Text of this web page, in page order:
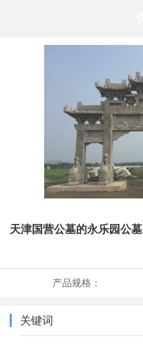
天津国营公墓的永乐园公墓
产品规格：
关键词